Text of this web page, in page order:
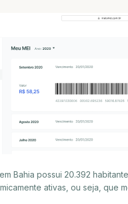
Bahia possui 20.392
ativas, ou seja, que